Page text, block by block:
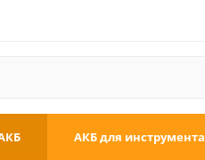
АКБ для инструмента